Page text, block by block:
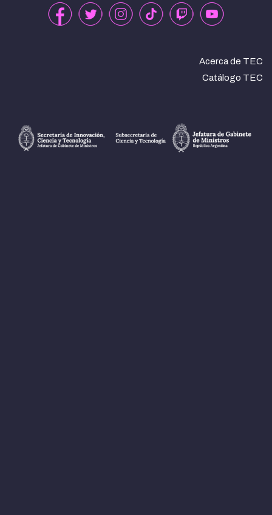
Acerca de TEC
Catálogo TEC